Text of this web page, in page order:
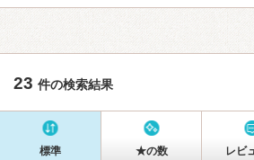
23 件の検索結果
標準 ★の数 レビ